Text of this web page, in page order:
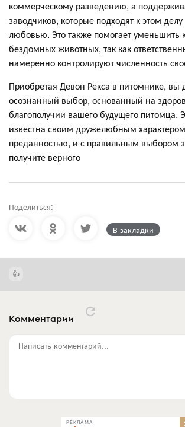
коммерческому разведению, а
заводчиков, которые подходят к этом
любовью. Это также помогает уменьшить
бездомных животных, так как
намеренно контролируют численность
Приобретая Девон Рекса в питомнике, вы
осознанный выбор, основанный на
благополучии вашего будущего питомца.
известна своим дружелюбным
преданностью, и с правильным выбором
получите верного
Поделиться:
В закладки
Комментарии
Написать комментарий...
РЕКЛАМА